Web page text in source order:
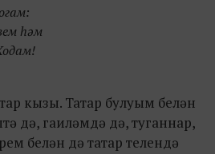
һәм
кызы. Татар булуым белән
дә, гаиләмдә дә, туганнар,
белән дә татар телендә